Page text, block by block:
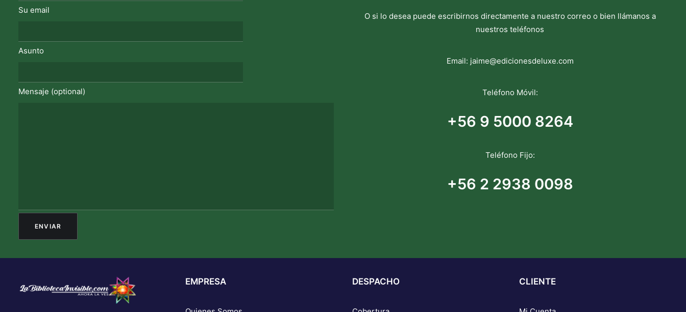
Su email
Asunto
Mensaje (optional)
O si lo desea puede escribirnos directamente a nuestro correo o bien llámanos a
nuestros teléfonos
Email: jaime@edicionesdeluxe.com
Teléfono Móvil:
+56 9 5000 8264
Teléfono Fijo:
+56 2 2938 0098
EMPRESA DESPACHO CLIENTE